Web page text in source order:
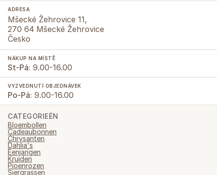
ADRESA
Mšecké Žehrovice 11,
270 64 Mšecké Žehrovice
Česko
NÁKUP NA MÍSTĚ
St-Pá: 9.00-16.00
VYZVEDNUTÍ OBJEDNÁVEK
Po-Pá: 9.00-16.00
CATEGORIEËN
Bloembollen
Cadeaubonnen
Chrysanten
Dahlia's
Eenjarigen
Kruiden
Pioenrozen
Siergrassen